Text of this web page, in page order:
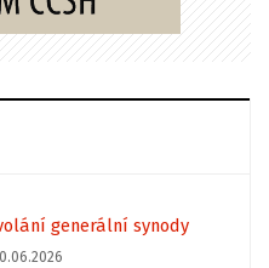
generální synody